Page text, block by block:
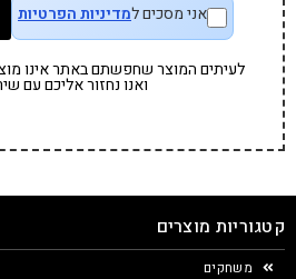
אני מסכים למדיניות הפרטיות
לעיתים המוצר שחפשתם באתר אינו
ואנו נחזור אליכם עם
קטגוריות מוצרים
משחקים